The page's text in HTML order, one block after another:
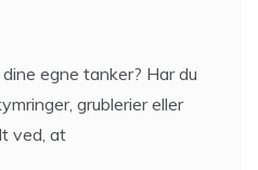
egne tanker? Har du
grublerier eller
ved, at